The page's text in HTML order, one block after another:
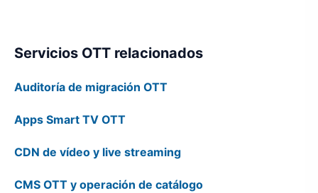
Servicios OTT relacionados
Auditoría de migración OTT
Apps Smart TV OTT
CDN de vídeo y live streaming
CMS OTT y operación de catálogo